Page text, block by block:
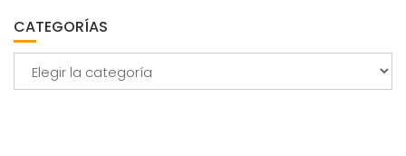
CATEGORÍAS